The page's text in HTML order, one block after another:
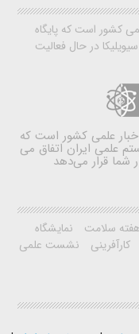
کشور است که پایگاه
در حال فعالیت
علمی کشور است که
علمی ایران اتفاق می
شما قرار می‌دهد
هفته سلامت
نمایشگاه
کارآفرینی
نشست علمی